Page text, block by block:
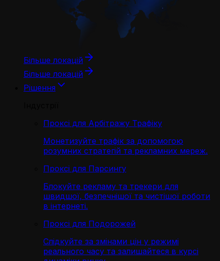
Більше локацій
Більше локацій
Рішення
Проксі для Арбітражу Трафіку
Монетизуйте трафік за допомогою
розумних стратегій та рекламних мереж.
Проксі для Парсингу
Блокуйте рекламу та трекери для
швидшої, безпечнішої та чистішої роботи
в інтернеті.
Проксі для Подорожей
Слідкуйте за змінами цін у режимі
реального часу та залишайтеся в курсі